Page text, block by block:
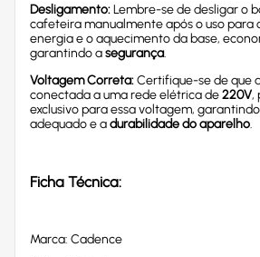
Desligamento:Lembre-se de desligar o
cafeteira manualmente após o uso para
energia e o aquecimento da base,
garantindo asegurança.
Voltagem Correta:Certifique-se de que
conectada a uma rede elétrica de220V,
exclusivo para essa voltagem,
adequado e adurabilidade do aparelho.
Ficha Técnica:
Marca: Cadence